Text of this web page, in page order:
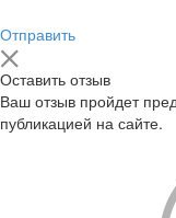
Отправить
Оставить отзыв
Ваш отзыв пройдет
публикацией на сайте.